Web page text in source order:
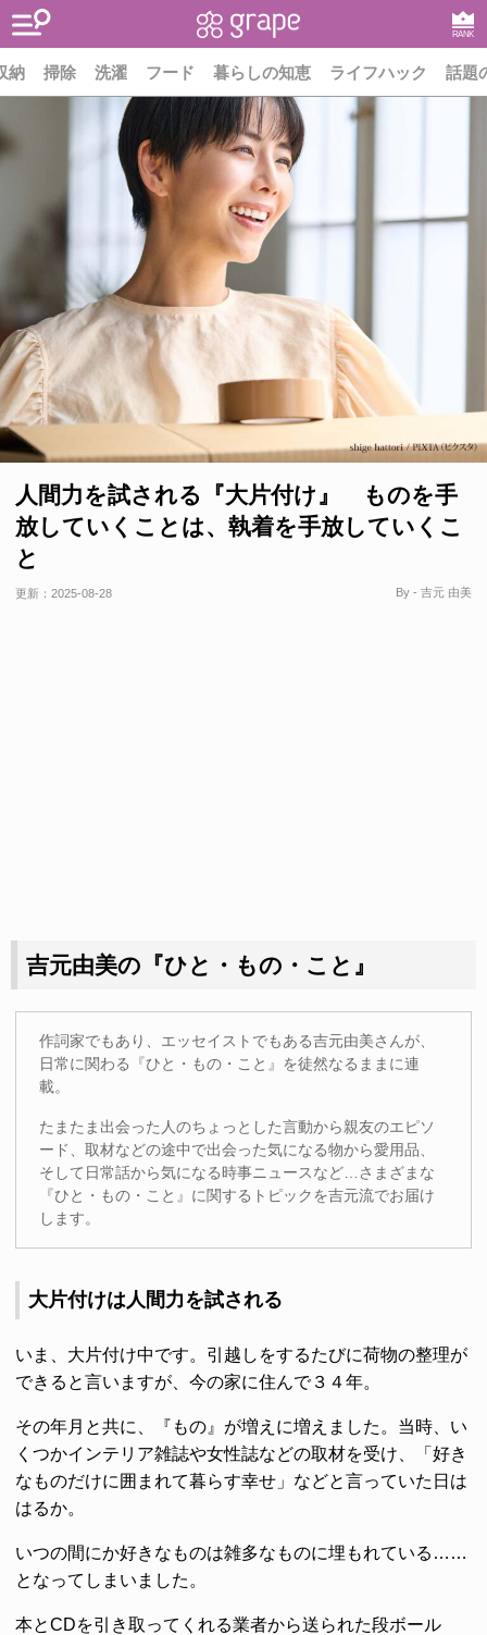
RANK
納 掃除 洗濯 フード 暮らしの知恵 ライフハック 話題
人間力を試される『大片付け』 ものを手
放していくことは、執着を手放していくこ
と
更新： 2025-08-28 By - 吉元 由美
吉元由美の『ひと・もの・こと』
作詞家でもあり、エッセイストでもある吉元由美さんが、
日常に関わる『ひと・もの・こと』を徒然なるままに連
載。
たまたま出会った人のちょっとした言動から親友のエピソ
ード、取材などの途中で出会った気になる物から愛用品、
そして日常話から気になる時事ニュースなど…さまざまな
『ひと・もの・こと』に関するトピックを吉元流でお届け
します。
大片付けは人間力を試される
いま、大片付け中です。引越しをするたびに荷物の整理が
できると言いますが、今の家に住んで３４年。
その年月と共に、『もの』が増えに増えました。当時、い
くつかインテリア雑誌や女性誌などの取材を受け、「好き
なものだけに囲まれて暮らす幸せ」などと言っていた日は
はるか。
いつの間にか好きなものは雑多なものに埋もれている……
となってしまいました。
本とCDを引き取ってくれる業者から送られた段ボール